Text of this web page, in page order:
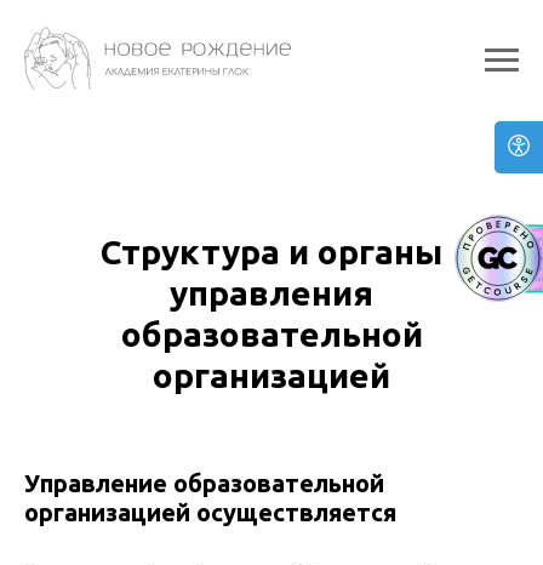
Структура и органы
управления
образовательной
организацией
Управление образовательной
организацией осуществляется